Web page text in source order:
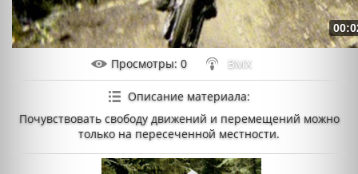
Просмотры: 0 BMX
Описание материала:
Почувствовать свободу движений и перемещений можно
только на пересеченной местности.